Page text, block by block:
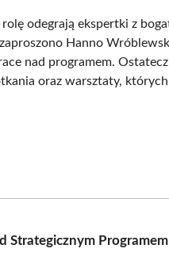
odegrają ekspertki z
Hanno
nad programem.
oraz warsztaty,
Strategicznym